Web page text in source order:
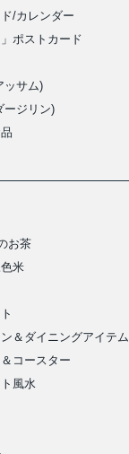
/カレンダー
ポストカード
ッサム)
ージリン)
お茶
米
＆ダイニングアイテム
コースター
風水